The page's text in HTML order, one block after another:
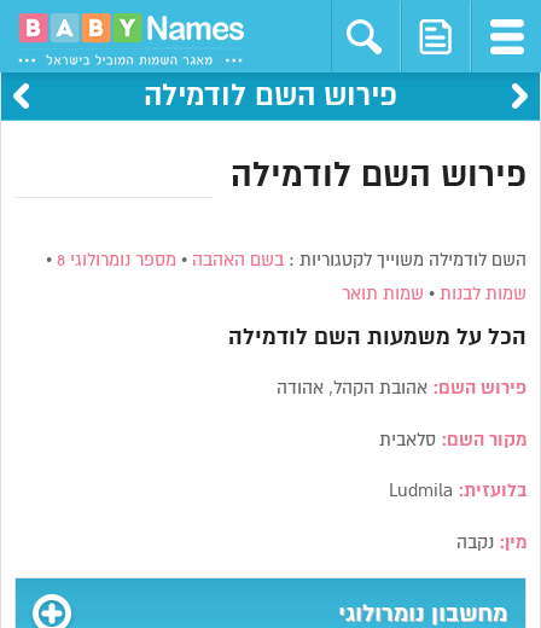
פירוש השם לודמילה
פירוש השם לודמילה
השם לודמילה משוייך לקטגוריות :בשם האהבה • מספר נומרולוגי 8 •
שמות לבנות • שמות תואר
הכל על משמעות השם לודמילה
פירוש השם:אהובת הקהל, אהודה
מקור השם: סלאבית
בלועזית:
מין: נקבה
מחשבון נומרולוגי